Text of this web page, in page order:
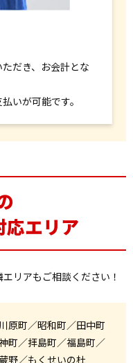
だき、お会計とな
いが可能です。
応エリア
リアもご相談ください！
原町／昭和町／田中町
町／拝島町／福島町／
野／もくせいの杜